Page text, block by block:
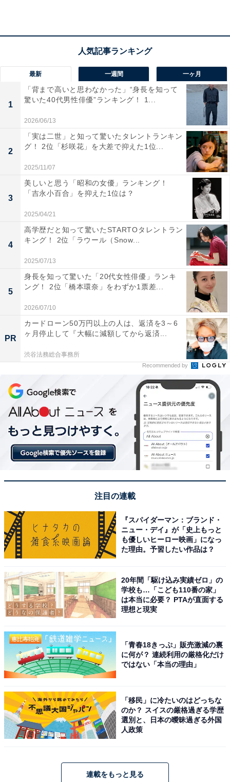
万5360円ですが、家賃などは地域や条件によって差が出
てくるので、住居費を除いた14万円程度が回答者の属性
に近い平均生活費ということになります。
回答者に、実家を出る予定について聞くと「どちらとも
いえない」とし、「お給料の良い仕事に就けたら一人暮
らしをしたいです」と回答。
また、恋愛や結婚願望については「ある」とし、「寂し
いから」と話しました。
職を探すも、募集要項と契約条件が異なっており
辞退
現在、実家暮らしを選択している理由は経済的な理由で
あると告白する回答者。
「年度末に派遣の契約が終了し、知人に新しい仕事を紹
介してもらう予定になっていたのですが、いざ受けると
め、こちらから断りました」と、現状を説明してくれま
した。
また、その後も「何社か受けたのですが、面接時に仕事
の条件を詳しく確認したところ、募集要項と条件が異な
っていてこちらから辞退したり、また別会社では不採用
になったりしました」と、職探しを続けている旨も打ち
明けています。
「今は無職で実家にお金を入れられてないです」
一方で、実家暮らしで苦労しているのは「両親が高齢の
「3月までは働いていたため、働きながら家事をこな
し、仕事と家のストレスと疲れで体調を崩しました。両
が決まったら一人暮らしをして定期的に実家に帰りサポ
ートしようと思っています」と続けています。
最新 一週間 一ヶ月
1
「背まで高いと思わなかった」“身長を知って
驚いた40代男性俳優”ランキング！ 1...
2026/06/13
2
「実は二世」と知って驚いたタレントランキン
グ！ 2位「杉咲花」を大差で抑えた1位...
2025/11/07
3
美しいと思う「昭和の女優」ランキング！
「吉永小百合」を抑えた1位は？
2025/04/21
4
高学歴だと知って驚いたSTARTOタレントラン
キング！ 2位「ラウール（Snow...
2025/07/13
5
身長を知って驚いた「20代女性俳優」ランキ
ング！ 2位「橋本環奈」をわずか1票差...
2026/07/10
PR
カードローン50万円以上の人は、返済を3～6
ヶ月停止して『大幅に減額してから返済...
渋谷法務総合事務所
Recommended by
注目の連載
『スパイダーマン：ブランド・
ニュー・デイ』が「史上もっと
も優しいヒーロー映画」になっ
た理由。予習したい作品は？
20年間「駆け込み実績ゼロ」の
学校も…「こども110番の家」
は本当に必要？ PTAが直面する
理想と現実
「青春18きっぷ」販売激減の裏
に何が？ 連続利用の厳格化だけ
ではない「本当の理由」
「移民」に冷たいのはどっちな
のか？ スイスの厳格過ぎる学歴
選別と、日本の曖昧過ぎる外国
人政策
連載をもっと見る